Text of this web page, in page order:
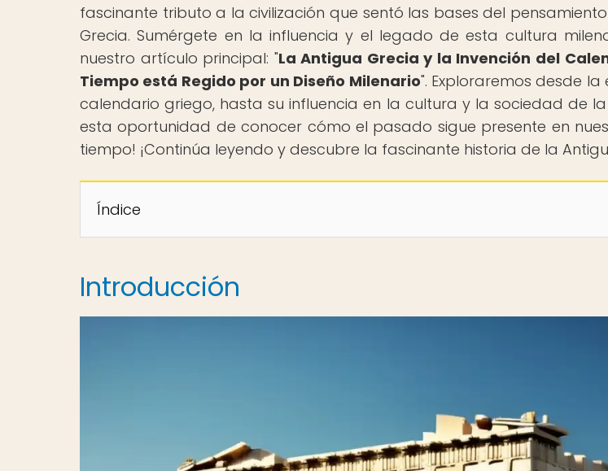
fascinante tributo a la civilización que sentó las bases del
Grecia. Sumérgete en la influencia y el legado de esta cultura
nuestro artículo principal: "La Antigua Grecia y la Invención del
Tiempo está Regido por un Diseño Milenario". Exploraremos desde
calendario griego, hasta su influencia en la cultura y la sociedad de
esta oportunidad de conocer cómo el pasado sigue presente en
tiempo! ¡Continúa leyendo y descubre la fascinante historia de la
Índice
Introducción